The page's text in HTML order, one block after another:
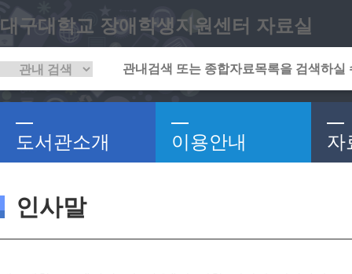
대구대학교 장애학생지원센터 자료실
도서관소개 이용안내 자
인사말